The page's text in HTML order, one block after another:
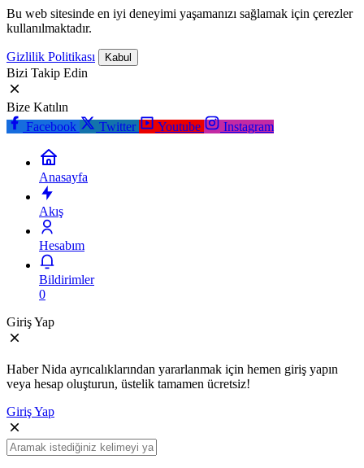
Bu web sitesinde en iyi deneyimi yaşamanızı sağlamak için çerezler
kullanılmaktadır.
Gizlilik Politikası Kabul
Bizi Takip Edin
Bize Katılın
Facebook
Twitter Youtube Instagram
Anasayfa
Akış
Hesabım
Bildirimler
0
Giriş Yap
Haber Nida ayrıcalıklarından yararlanmak için hemen giriş yapın
veya hesap oluşturun, üstelik tamamen ücretsiz!
Giriş Yap